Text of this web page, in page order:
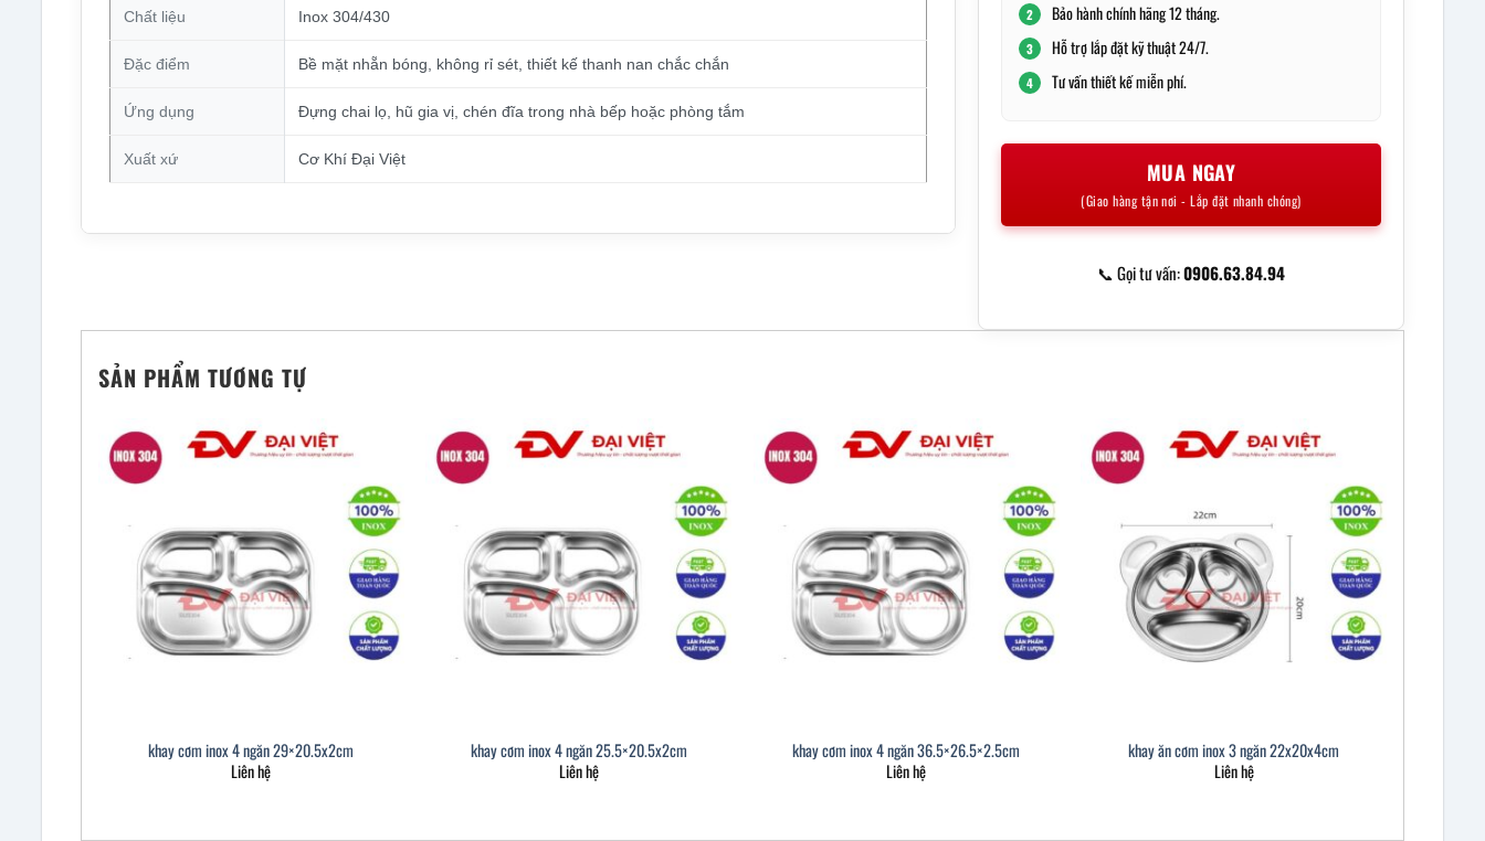
Chất liệu Inox 304/430
Đặc điểm Bề mặt nhẵn bóng, không rỉ sét, thiết kế thanh nan chắc chắn
Ứng dụng Đựng chai lọ, hũ gia vị, chén đĩa trong nhà bếp hoặc phòng tắm
Xuất xứ Cơ Khí Đại Việt
2 Bảo hành chính hãng 12 tháng.
3 Hỗ trợ lắp đặt kỹ thuật 24/7.
4 Tư vấn thiết kế miễn phí.
MUA NGAY
(Giao hàng tận nơi - Lắp đặt nhanh chóng)
📞 Gọi tư vấn:0906.63.84.94
SẢN PHẨM TƯƠNG TỰ
khay cơm inox 4 ngăn 29×20.5x2cm
Liên hệ
khay cơm inox 4 ngăn 25.5×20.5x2cm
Liên hệ
khay cơm inox 4 ngăn 36.5×26.5×2.5cm
Liên hệ
khay ăn cơm inox 3 ngăn 22x20x4cm
Liên hệ